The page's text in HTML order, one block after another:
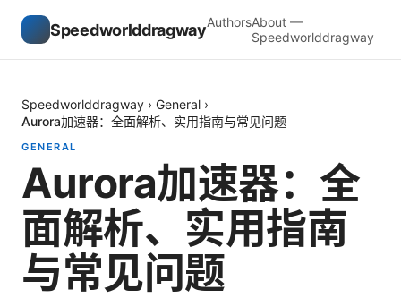
SpeedworlddragwayAuthorsAbout —
Speedworlddragway
Speedworlddragway › General ›
Aurora加速器：全面解析、实用指南与常见问题
GENERAL
Aurora加速器：全
面解析、实用指南
与常见问题